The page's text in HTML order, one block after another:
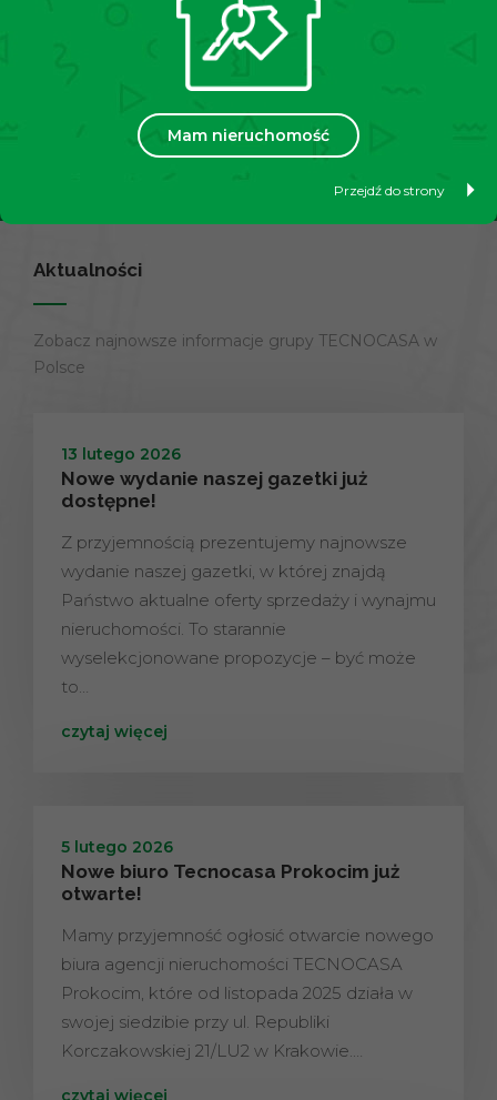
Mam nieruchomość
Przejdź do strony
Chcesz sprzedać lub wynająć
swoją nieruchomość?
Aktualności
Zobacz najnowsze informacje grupy TECNOCASA w
Polsce
13 lutego 2026
Nowe wydanie naszej gazetki już
dostępne!
Z przyjemnością prezentujemy najnowsze
wydanie naszej gazetki, w której znajdą
Państwo aktualne oferty sprzedaży i wynajmu
nieruchomości. To starannie
wyselekcjonowane propozycje – być może
to…
czytaj więcej
5 lutego 2026
Nowe biuro Tecnocasa Prokocim już
otwarte!
Mamy przyjemność ogłosić otwarcie nowego
biura agencji nieruchomości TECNOCASA
Prokocim, które od listopada 2025 działa w
swojej siedzibie przy ul. Republiki
Korczakowskiej 21/LU2 w Krakowie.…
czytaj więcej